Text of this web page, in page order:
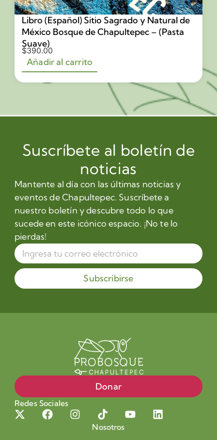
Libro (Español) Sitio Sagrado y Natural de
México Bosque de Chapultepec – (Pasta
Suave)
$390.00
Añadir al carrito
Suscríbete al boletín de
noticias
Mantente al día con las últimas noticias y
eventos de Chapultepec. Suscríbete a
nuestro boletín y descubre todo lo que
sucede en este icónico espacio. ¡No te lo
pierdas!
Subscribirse
Donar
Redes Sociales
Nosotros